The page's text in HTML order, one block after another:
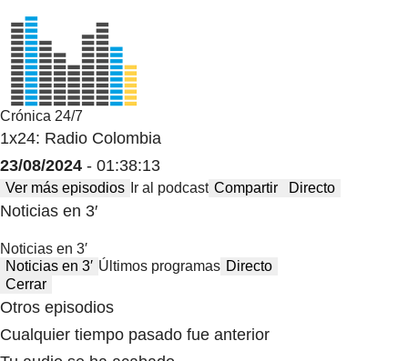
Crónica 24/7
1x24: Radio Colombia
23/08/2024 - 01:38:13
Ver más episodios Ir al podcast Compartir Directo
Noticias en 3′
Noticias en 3′
Noticias en 3′ Últimos programas Directo
Cerrar
Otros episodios
Cualquier tiempo pasado fue anterior